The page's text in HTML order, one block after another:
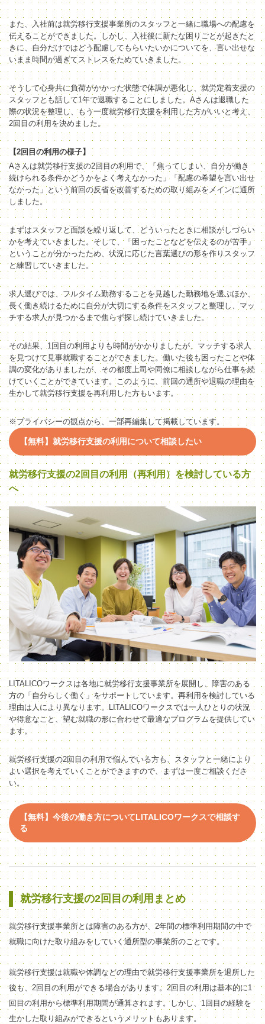
また、入社前は就労移行支援事業所のスタッフと一緒に職場への配慮を
伝えることができました。しかし、入社後に新たな困りごとが起きたと
きに、自分だけではどう配慮してもらいたいかについてを、言い出せな
いまま時間が過ぎてストレスをためていきました。
そうして心身共に負荷がかかった状態で体調が悪化し、就労定着支援の
スタッフとも話して1年で退職することにしました。 Aさんは退職した
際の状況を整理し、もう一度就労移行支援を利用した方がいいと考え、
2回目の利用を決めました。
【2回目の利用の様子】
Aさんは就労移行支援の2回目の利用で、「焦ってしまい、自分が働き
続けられる条件かどうかをよく考えなかった」「配慮の希望を言い出せ
なかった」という前回の反省を改善するための取り組みをメインに通所
しました。
まずはスタッフと面談を繰り返して、どういったときに相談がしづらい
かを考えていきました。そして、「困ったことなどを伝えるのが苦手」
ということが分かったため、状況に応じた言葉選びの形を作りスタッフ
と練習していきました。
求人選びでは、フルタイム勤務することを見越した勤務地を選ぶほか、
長く働き続けるために自分が大切にする条件をスタッフと整理し、マッ
チする求人が見つかるまで焦らず探し続けていきました。
その結果、1回目の利用よりも時間がかかりましたが、マッチする求人
を見つけて見事就職することができました。働いた後も困ったことや体
調の変化がありましたが、その都度上司や同僚に相談しながら仕事を続
けていくことができています。このように、前回の通所や退職の理由を
生かして就労移行支援を再利用した方もいます。
※プライバシーの観点から、一部再編集して掲載しています。
【無料】就労移行支援の利用について相談したい
就労移行支援の2回目の利用（再利用）を検討している方
へ
LITALICOワークスは各地に就労移行支援事業所を展開し、障害のある
方の「自分らしく働く」をサポートしています。再利用を検討している
理由は人により異なります。LITALICOワークスでは一人ひとりの状況
や得意なこと、望む就職の形に合わせて最適なプログラムを提供してい
ます。
就労移行支援の2回目の利用で悩んでいる方も、スタッフと一緒により
よい選択を考えていくことができますので、まずは一度ご相談くださ
い。
【無料】今後の働き方についてLITALICOワークスで相談す
る
就労移行支援の2回目の利用まとめ
就労移行支援事業所とは障害のある方が、2年間の標準利用期間の中で
就職に向けた取り組みをしていく通所型の事業所のことです。
就労移行支援は就職や体調などの理由で就労移行支援事業所を退所した
後も、2回目の利用ができる場合があります。2回目の利用は基本的に1
回目の利用から標準利用期間が通算されます。しかし、1回目の経験を
生かした取り組みができるというメリットもあります。